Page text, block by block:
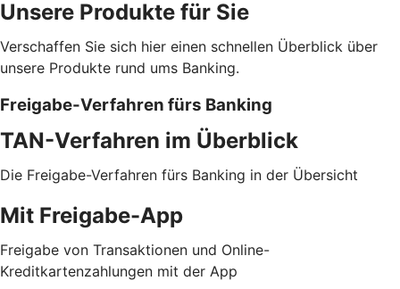
Unsere Produkte für Sie
Verschaffen Sie sich hier einen schnellen Überblick über
unsere Produkte rund ums Banking.
Freigabe-Verfahren fürs Banking
TAN-Verfahren im Überblick
Die Freigabe-Verfahren fürs Banking in der Übersicht
Mit Freigabe-App
Freigabe von Transaktionen und Online-
Kreditkartenzahlungen mit der App